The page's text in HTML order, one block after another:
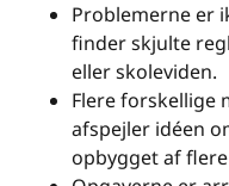
Problemerne er
finder skjulte
eller skoleviden.
Flere forskellige
afspejler idéen
opbygget af